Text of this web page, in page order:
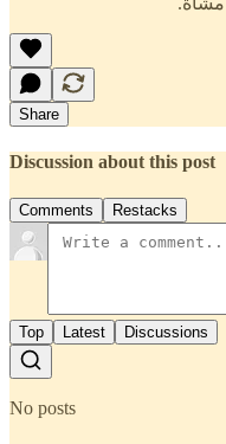
Share
Discussion about this post
Comments Restacks
Top Latest Discussions
No posts